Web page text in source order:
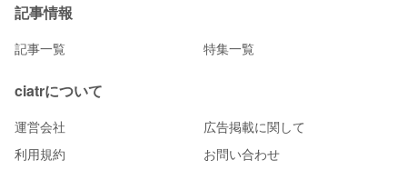
記事情報
記事一覧 特集一覧
ciatrについて
運営会社
広告掲載に関して
利用規約
お問い合わせ